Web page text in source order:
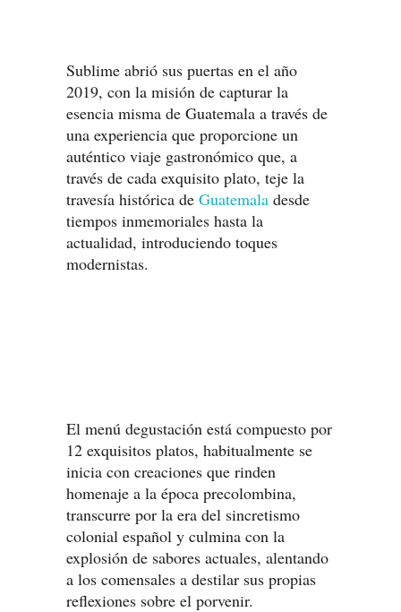
Sublime abrió sus puertas en el año
2019, con la misión de capturar la
esencia misma de Guatemala a través de
una experiencia que proporcione un
auténtico viaje gastronómico que, a
través de cada exquisito plato, teje la
travesía histórica de Guatemala desde
tiempos inmemoriales hasta la
actualidad, introduciendo toques
modernistas.
El menú degustación está compuesto por
12 exquisitos platos, habitualmente se
inicia con creaciones que rinden
homenaje a la época precolombina,
transcurre por la era del sincretismo
colonial español y culmina con la
explosión de sabores actuales, alentando
a los comensales a destilar sus propias
reflexiones sobre el porvenir.